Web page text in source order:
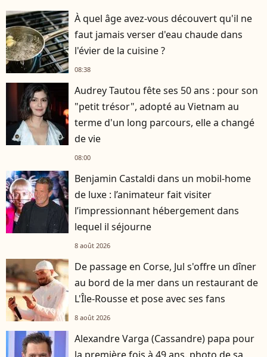
À quel âge avez-vous découvert qu'il ne
faut jamais verser d'eau chaude dans
l'évier de la cuisine ?
08:38
Audrey Tautou fête ses 50 ans : pour son
"petit trésor", adopté au Vietnam au
terme d'un long parcours, elle a changé
de vie
08:00
Benjamin Castaldi dans un mobil-home
de luxe : l’animateur fait visiter
l’impressionnant hébergement dans
lequel il séjourne
8 août 2026
De passage en Corse, Jul s'offre un dîner
au bord de la mer dans un restaurant de
L'Île-Rousse et pose avec ses fans
8 août 2026
Alexandre Varga (Cassandre) papa pour